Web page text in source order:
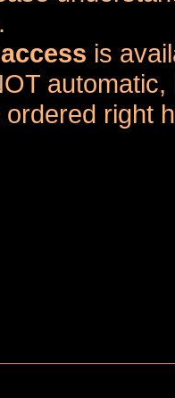
is
right